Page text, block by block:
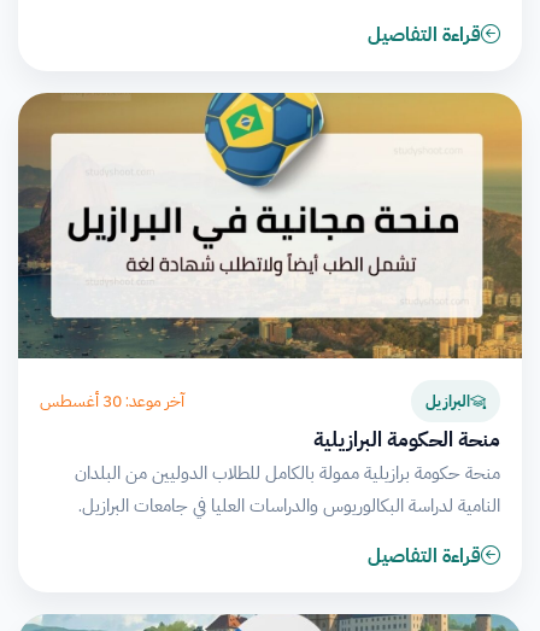
قراءة التفاصيل
البرازيل آخر موعد: 30 أغسطس
منحة الحكومة البرازيلية
منحة حكومة برازيلية ممولة بالكامل للطلاب الدوليين من البلدان
النامية لدراسة البكالوريوس والدراسات العليا في جامعات البرازيل.
قراءة التفاصيل